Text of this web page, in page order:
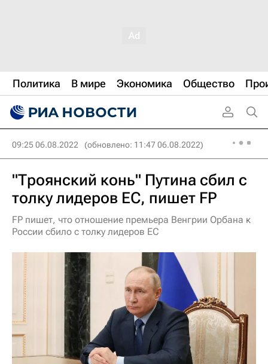
Политика В мире Экономика Общество
09:25 06.08.2022 (обновлено: 11:47 06.08.2022)
"Троянский конь" Путина сбил с
толку лидеров ЕС, пишет FP
FP пишет, что отношение премьера Венгрии Орбана к
России сбило с толку лидеров ЕС